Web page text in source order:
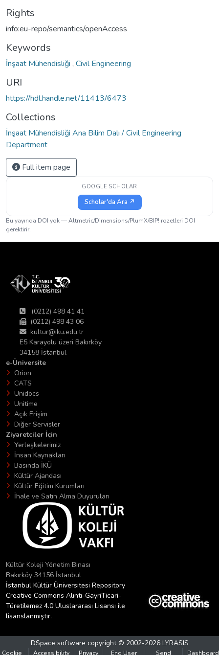
Rights
info:eu-repo/semantics/openAccess
Keywords
İnşaat Mühendisliği , Civil Engineering
URI
https://hdl.handle.net/11413/6473
Collections
İnşaat Mühendisliği Ana Bilim Dalı / Civil Engineering
Department
Full item page
GOOGLE SCHOLAR
Scholar'da Ara ↗
Bu yayında DOI yok — Altmetric/Dimensions/PlumX/BIP! rozetleri DOI
gerektirir.
(0212) 498 41 41
(0212) 498 43 06
kultur@iku.edu.tr
E5 Karayolu üzeri Bakırköy
34158 İstanbul
e-Üniversite
Orion
CATS
Unidocs
Unitime
Açık Erişim
Diğer Servisler
Ziyaretciler İçin
Yerleşkelerimiz
İnsan Kaynakları
Basında İKÜ
Kültür Ajandası
Kültür Eğitim Kurumları
İhale ve Satın Alma Duyuruları
Kültür Koleji Yönetim Binası
Bakırköy 34156 İstanbul
İstanbul Kültür Üniversitesi Repository
Creative Commons Alıntı-GayriTicari-
Türetilemez 4.0 Uluslararası Lisansı ile
lisanslanmıştır.
DSpace software copyright © 2002-2026 LYRASIS
Cookie Accessibility Privacy End User Send Dashboard